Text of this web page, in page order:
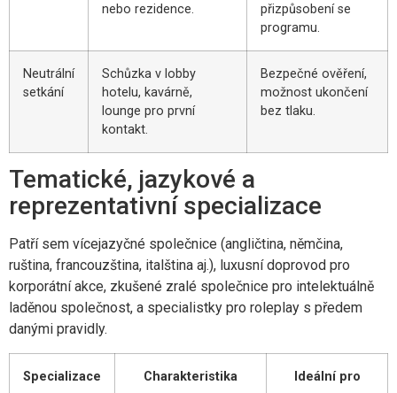
nebo rezidence.
přizpůsobení se
programu.
Neutrální
setkání
Schůzka v lobby
hotelu, kavárně,
lounge pro první
kontakt.
Bezpečné ověření,
možnost ukončení
bez tlaku.
Tematické, jazykové a
reprezentativní specializace
Patří sem vícejazyčné společnice (angličtina, němčina,
ruština, francouzština, italština aj.), luxusní doprovod pro
korporátní akce, zkušené zralé společnice pro intelektuálně
laděnou společnost, a specialistky pro roleplay s předem
danými pravidly.
Specializace Charakteristika Ideální pro